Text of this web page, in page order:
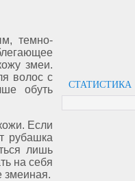
СТАТИСТИКА
темно-
змеи.
волос с
обуть
Если
рубашка
лишь
на себя
змеиная.